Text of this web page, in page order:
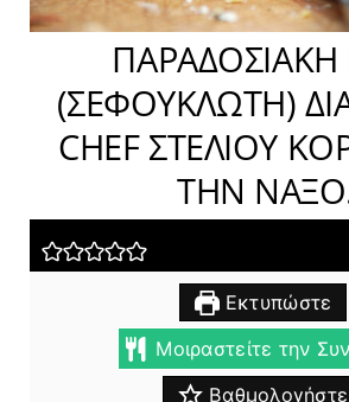
ΠΑΡΑΔΟΣΙΑΚΗ
(ΣΕΦΟΥΚΛΩΤΗ)
CHEF ΣΤΕΛΙΟΥ
ΤΗΝ
Εκτυπώστε
Μοιραστείτε την
Βαθμολογήστε